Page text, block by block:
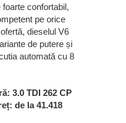
confortabil,
pe orice
dieselul V6
de putere și
automată cu 8
3.0 TDI 262 CP
de la 41.418